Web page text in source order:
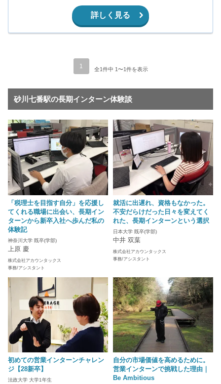
詳しく見る
1 全1件中 1〜1件を表示
砂川七番駅の長期インターン体験談
「税理士を目指す自分」を応援し
てくれる職場に出会い、長期イン
ターンから新卒入社へ歩んだ私の
体験記
神奈川大学 既卒(学部)
上原 慶
株式会社アカウンタックス
事務/アシスタント
就活に出遅れ、資格もなかった。
不安だらけだった日々を変えてく
れた、長期インターンという選択
日本大学 既卒(学部)
中井 双葉
株式会社アカウンタックス
事務/アシスタント
初めての営業インターンチャレン
ジ【28新卒】
法政大学 大学1年生
自分の市場価値を高めるために。
営業インターンで挑戦した理由｜
Be Ambitious